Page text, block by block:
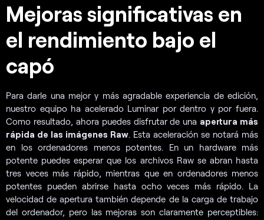
Mejoras significativas en
el rendimiento bajo el
capó
Para darle una mejor y más agradable experiencia de edición,
nuestro equipo ha acelerado Luminar por dentro y por fuera.
Como resultado, ahora puedes disfrutar de una apertura más
rápida de las imágenes Raw. Esta aceleración se notará más
en los ordenadores menos potentes. En un hardware más
potente puedes esperar que los archivos Raw se abran hasta
tres veces más rápido, mientras que en ordenadores menos
potentes pueden abrirse hasta ocho veces más rápido. La
velocidad de apertura también depende de la carga de trabajo
del ordenador, pero las mejoras son claramente perceptibles: